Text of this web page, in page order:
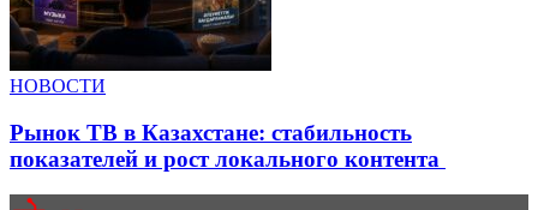
НОВОСТИ
Рынок ТВ в Казахстане: стабильность
показателей и рост локального контента